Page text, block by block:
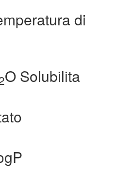
di
O Solubilita